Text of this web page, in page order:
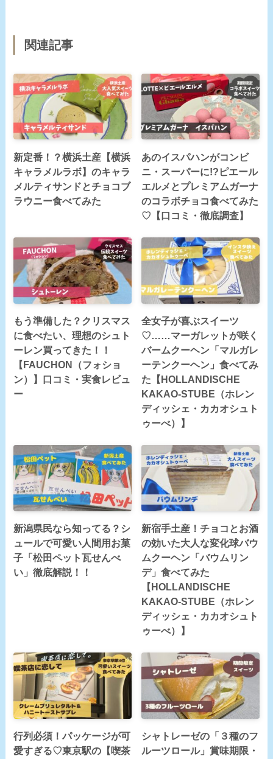
関連記事
新定番！？横浜土産【横浜
キャラメルラボ】のキャラ
メルティサンドとチョコブ
ラウニー食べてみた
あのイスパハンがコンビ
ニ・スーパーに!?ピエール
エルメとプレミアムガーナ
のコラボチョコ食べてみた
♡【口コミ・徹底調査】
もう準備した？クリスマス
に食べたい、理想のシュト
ーレン買ってきた！！
【FAUCHON（フォショ
ン）】口コミ・実食レビュ
ー
全女子が喜ぶスイーツ
♡……マーガレットが咲く
バームクーヘン「マルガレ
ーテンクーヘン」食べてみ
た【HOLLANDISCHE
KAKAO-STUBE（ホレン
ディッシェ・カカオシュト
ゥーべ）】
新潟県民なら知ってる？シ
ュールで可愛い人間用お菓
子「松田ペット瓦せんべ
い」徹底解説！！
新宿手土産！チョコとお酒
の効いた大人な変化球バウ
ムクーヘン「バウムリン
デ」食べてみた
【HOLLANDISCHE
KAKAO-STUBE（ホレン
ディッシェ・カカオシュト
ゥーべ）】
行列必須！パッケージが可
愛すぎる♡東京駅の【喫茶
シャトレーゼの「３種のフ
ルーツロール」賞味期限・